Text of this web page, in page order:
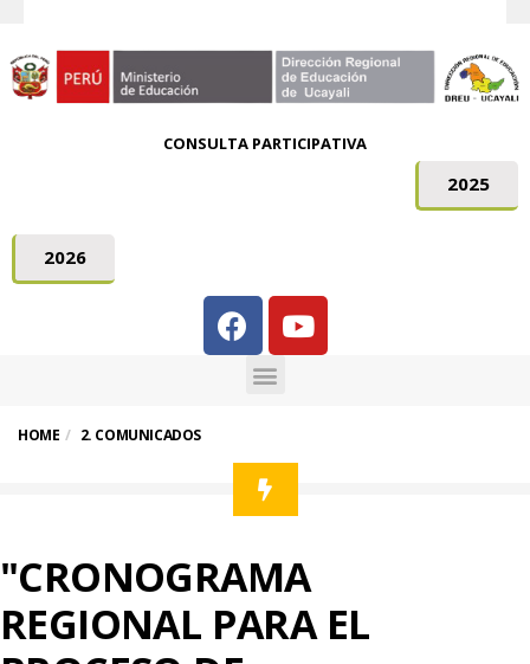
CONSULTA PARTICIPATIVA
2025
2026
HOME 2. COMUNICADOS
"CRONOGRAMA
REGIONAL PARA EL